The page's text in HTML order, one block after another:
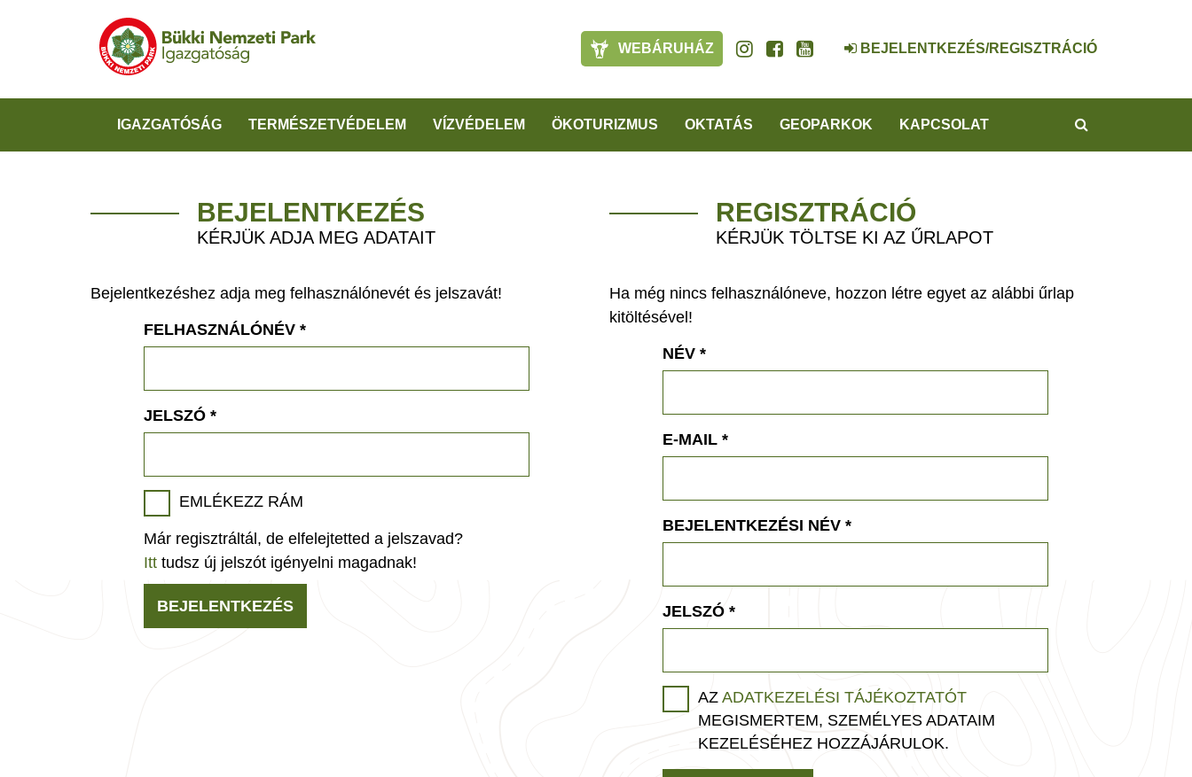
WEBÁRUHÁZ BEJELENTKEZÉS/REGISZTRÁCIÓ
IGAZGATÓSÁG TERMÉSZETVÉDELEM VÍZVÉDELEM ÖKOTURIZMUS OKTATÁS GEOPARKOK KAPCSOLAT
BEJELENTKEZÉS
KÉRJÜK ADJA MEG ADATAIT
Bejelentkezéshez adja meg felhasználónevét és jelszavát!
FELHASZNÁLÓNÉV *
JELSZÓ *
EMLÉKEZZ RÁM
Már regisztráltál, de elfelejtetted a jelszavad?
Itt tudsz új jelszót igényelni magadnak!
BEJELENTKEZÉS
REGISZTRÁCIÓ
KÉRJÜK TÖLTSE KI AZ ŰRLAPOT
Ha még nincs felhasználóneve, hozzon létre egyet az alábbi űrlap
kitöltésével!
NÉV *
E-MAIL *
BEJELENTKEZÉSI NÉV *
JELSZÓ *
AZ ADATKEZELÉSI TÁJÉKOZTATÓT
MEGISMERTEM, SZEMÉLYES ADATAIM
KEZELÉSÉHEZ HOZZÁJÁRULOK.